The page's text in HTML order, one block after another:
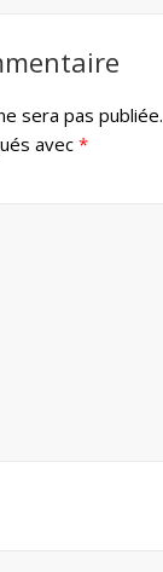
sera pas publiée.
avec *